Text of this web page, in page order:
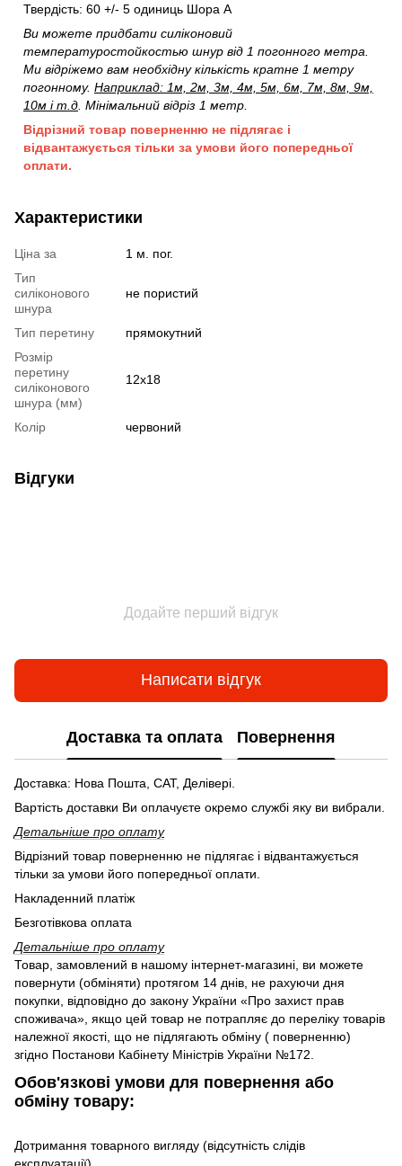
Твердість: 60 +/- 5 одиниць Шора А
Ви можете придбати силіконовий
температуростойкостью шнур від 1 погонного метра.
Ми відріжемо вам необхідну кількість кратне 1 метру
погонному. Наприклад: 1м, 2м, 3м, 4м, 5м, 6м, 7м, 8м, 9м,
10м і т.д . Мінімальний відріз 1 метр.
Відрізний товар поверненню не підлягає і
відвантажується тільки за умови його попередньої
оплати.
Характеристики
Ціна за
1 м. пог.
Тип
силіконового
шнура
не пористий
Тип перетину
прямокутний
Розмір
перетину
силіконового
шнура (мм)
12х18
Колір червоний
Відгуки
Додайте перший відгук
Написати відгук
Доставка та оплата Повернення
Доставка: Нова Пошта, САТ, Делівері.
Вартість доставки Ви оплачуєте окремо службі яку ви вибрали.
Детальніше про оплату
Відрізний товар поверненню не підлягає і відвантажується
тільки за умови його попередньої оплати.
Накладенний платіж
Безготівкова оплата
Детальніше про оплату
Товар, замовлений в нашому інтернет-магазині, ви можете
повернути (обміняти) протягом 14 днів, не рахуючи дня
покупки, відповідно до закону України «Про захист прав
споживача», якщо цей товар не потрапляє до переліку товарів
належної якості, що не підлягають обміну ( поверненню)
згідно Постанови Кабінету Міністрів України №172.
Обов'язкові умови для повернення або
обміну товару:
Дотримання товарного вигляду (відсутність слідів